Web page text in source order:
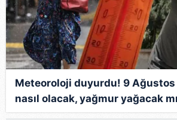
Meteoroloji duyurdu! 9
nasıl olacak, yağmur yağacak